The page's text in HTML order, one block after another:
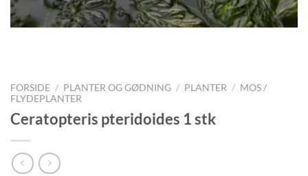
FORSIDE / PLANTER OG GØDNING / PLANTER / MOS /
FLYDEPLANTER
Ceratopteris pteridoides 1 stk